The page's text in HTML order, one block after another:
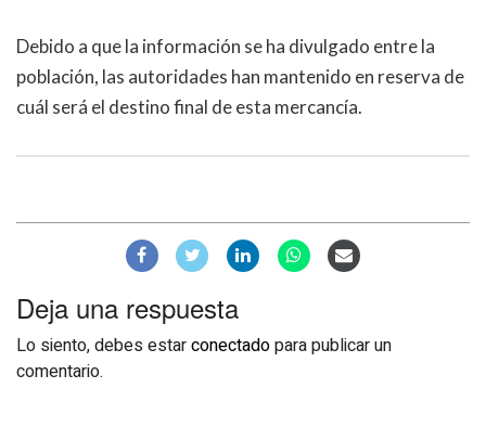
Debido a que la información se ha divulgado entre la
población, las autoridades han mantenido en reserva de
cuál será el destino final de esta mercancía.
Deja una respuesta
Lo siento, debes estarconectadopara publicar un
comentario.